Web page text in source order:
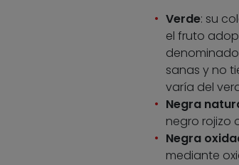
Verde: su
el fruto
denominado
sanas y no
varía del
Negra
negro rojizo
Negra
mediante